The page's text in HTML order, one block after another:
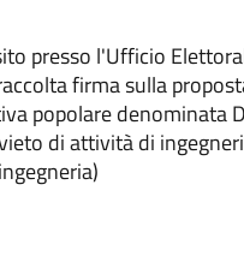
presso l'Ufficio
firma sulla
popolare denominata
di attività di